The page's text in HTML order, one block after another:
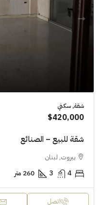
شقة, سكني
$420,000
شقة للبيع – الصنائع
بيروت, لبنان
4
3 260 متر
اتصل